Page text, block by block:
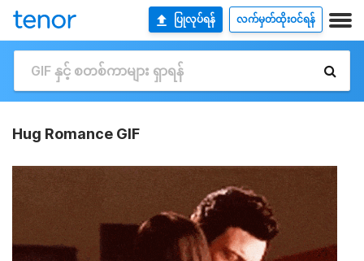
ပြုလုပ်ရန် လက်မှတ်ထိုးဝင်ရန်
Hug Romance GIF